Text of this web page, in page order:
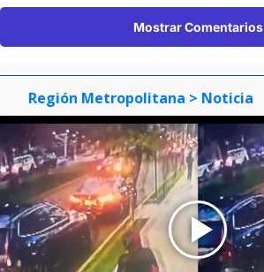
Mostrar Comentarios
Región Metropolitana > Noticia